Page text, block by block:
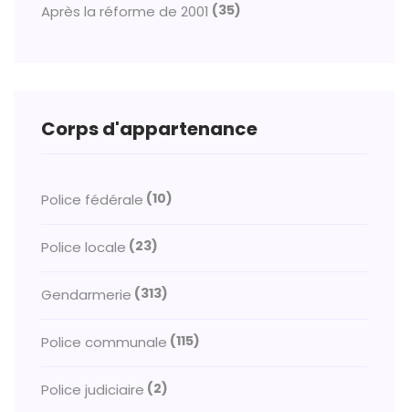
Après la réforme de 2001 (35)
Corps d'appartenance
Police fédérale (10)
Police locale (23)
Gendarmerie (313)
Police communale (115)
Police judiciaire (2)